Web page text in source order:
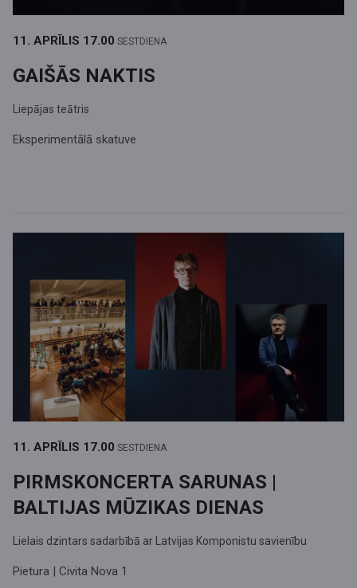
11. APRĪLIS 17.00 SESTDIENA
GAIŠĀS NAKTIS
Liepājas teātris
Eksperimentālā skatuve
11. APRĪLIS 17.00 SESTDIENA
PIRMSKONCERTA SARUNAS |
BALTIJAS MŪZIKAS DIENAS
Lielais dzintars sadarbībā ar Latvijas Komponistu savienību
Pietura | Civita Nova 1